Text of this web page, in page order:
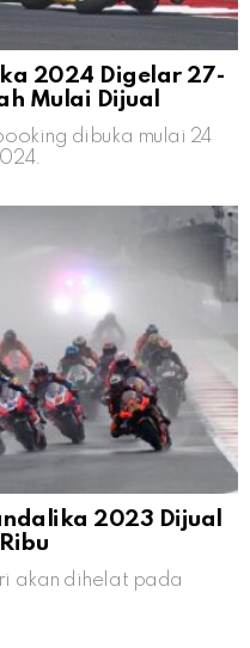
2024 Digelar 27-
Mulai Dijual
dibuka mulai 24
2023 Dijual
akan dihelat pada